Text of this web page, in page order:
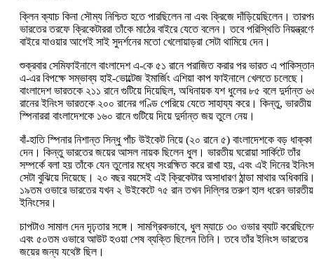
ক্লিন ক্যাচ কিনা সৌম্য নিশ্চিত হতে পারছিলেন না এবং ক্রিজে দাঁড়িয়েছিলেন।
ভারতের তরফে ক্রিকেটাররা তাঁকে মাঠের বাইরে যেতে বলেন। তবে পরিস্থিতি
বাইরে যাওয়ার আগেই সাই সুদর্শনের মতো খেলোয়াড়রা সেটা থামিয়ে দেন।
শুক্রবার সেমিফাইনালে বাংলাদেশ এ-কে ৫১ রানে পরাজিত করার পর ভারত এ পাকিস্তান
এ-এর বিপক্ষে সম্ভাব্য হাই-ভোল্টেজ ইমার্জিং এশিয়া কাপ ফাইনালে খেলতে চলেছে।
বাংলাদেশ ভারতকে ২১১ রানে গুটিয়ে দিয়েছিল, অধিনায়ক যশ ধুলের ৮৫ বলে দুর্দান্ত
রানের ইনিংস ভারতকে ২০০ রানের গণ্ডি পেরিয়ে যেতে সাহায্য করে। কিন্তু, ভারতীয়
স্পিনাররা বাংলাদেশকে ১৬০ রানে গুটিয়ে দিয়ে দুর্দান্ত জয় তুলে নেয়।
বাঁ-হাতি স্পিনার নিশান্ত সিন্ধু পাঁচ উইকেট নিয়ে (২০ রানে ৫) বাংলাদেশকে বড় ধাক্কা
দেন। কিন্তু ভারতের জয়ের আসল নায়ক ছিলেন ধুল। ভারতীয় ঘরোয়া সার্কিটে তাঁর
সম্পর্কে বলা হয় তাঁকে যেন তুলোর মধ্যে সংরক্ষিত করে রাখা হয়, এবং এই দিনের ইনিংস
সেটা বুঝিয়ে দিয়েছে। ২০ বছর বয়সেই এই ক্রিকেটার অসাধারণ ঠান্ডা মাথার
১৯তম ওভারে ভারতের যখন ২ উইকেটে ৭৫ রান তখন দিল্লির তরুণ হাল ধরেন ভারতীয়
ইনিংসের।
চাপটাও সামাল দেন দৃঢ়তার সঙ্গে। সামগ্রিকভাবে, ধুল ম্যাচে ৩০ ওভার ব্যাট
এবং ৫০তম ওভারে আউট হওয়া শেষ ব্যক্তি ছিলেন তিনি। তবে তাঁর ইনিংস ভারতের
জয়ের জন্য যথেষ্ট ছিল।